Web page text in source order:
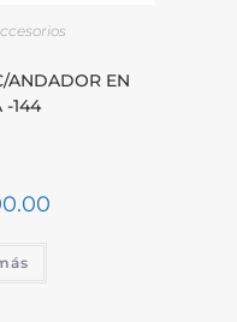
ANDADOR EN
-144